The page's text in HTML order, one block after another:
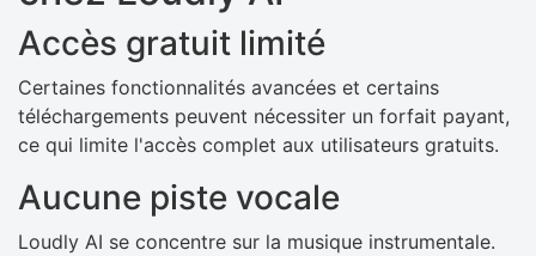
Accès gratuit limité
Certaines fonctionnalités avancées et certains
téléchargements peuvent nécessiter un forfait payant,
ce qui limite l'accès complet aux utilisateurs gratuits.
Aucune piste vocale
Loudly AI se concentre sur la musique instrumentale.